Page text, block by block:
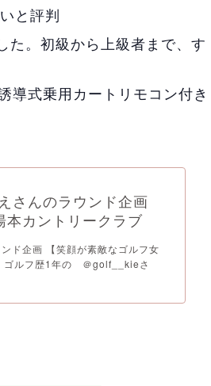
と評判
た。初級から上級者まで、す
導式乗用カートリモコン付き
さんのラウンド企画
本カントリークラブ
ド企画 【笑顔が素敵なゴルフ女
ゴルフ歴1年の ＠golf__kieさ